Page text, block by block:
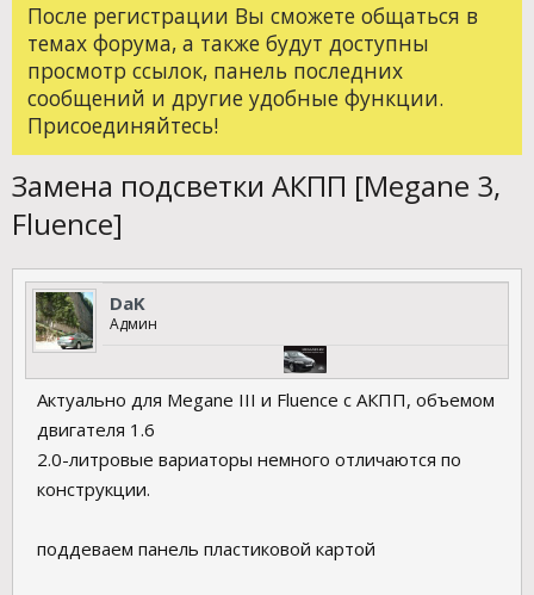
После регистрации Вы сможете общаться в
темах форума, а также будут доступны
просмотр ссылок, панель последних
сообщений и другие удобные функции.
Присоединяйтесь!
Замена подсветки АКПП [Megane 3,
Fluence]
DaK
Админ
Актуально для Megane III и Fluence с АКПП, объемом
двигателя 1.6
2.0-литровые вариаторы немного отличаются по
конструкции.
поддеваем панель пластиковой картой